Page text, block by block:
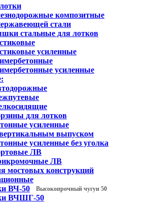
композитные
стали
стальные для лотков
усиленные
усиленные
для лотков
усиленные
выпуском
усиленные без уголка
ЛВ
ЛВ
мостовых конструкций
ВЧ-50
Высокопрочный чугун 50
ВЧШГ-50